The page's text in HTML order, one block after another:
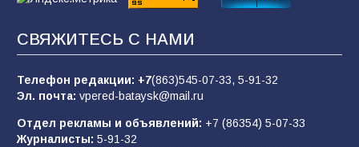
«Слухами Москву не возьмёшь»: почему
заявления Киева о мобилизации — это
отчаяние, а не разведка
83 02.08.2026
СВЯЖИТЕСЬ С НАМИ
Телефон редакции: +7(863)545-07-33, 5-91-32
Эл. почта: vpered-bataysk@mail.ru
Отдел рекламы и объявлений: +7 (86354) 5-07-33
Журналисты: 5-91-32